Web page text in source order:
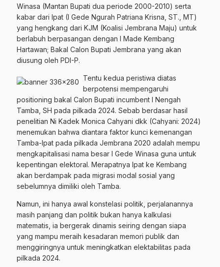
Winasa (Mantan Bupati dua periode 2000-2010) serta
kabar dari Ipat (I Gede Ngurah Patriana Krisna, ST., MT)
yang hengkang dari KJM (Koalisi Jembrana Maju) untuk
berlabuh berpasangan dengan I Made Kembang
Hartawan; Bakal Calon Bupati Jembrana yang akan
diusung oleh PDI-P.
Tentu kedua peristiwa diatas
berpotensi mempengaruhi
positioning bakal Calon Bupati incumbent I Nengah
Tamba, SH pada pilkada 2024. Sebab berdasar hasil
penelitian Ni Kadek Monica Cahyani dkk (Cahyani: 2024)
menemukan bahwa diantara faktor kunci kemenangan
Tamba-Ipat pada pilkada Jembrana 2020 adalah mempu
mengkapitalisasi nama besar I Gede Winasa guna untuk
kepentingan elektoral. Merapatnya Ipat ke Kembang
akan berdampak pada migrasi modal sosial yang
sebelumnya dimiliki oleh Tamba.
Namun, ini hanya awal konstelasi politik, perjalanannya
masih panjang dan politik bukan hanya kalkulasi
matematis, ia bergerak dinamis seiring dengan siapa
yang mampu meraih kesadaran memori publik dan
menggiringnya untuk meningkatkan elektabilitas pada
pilkada 2024.